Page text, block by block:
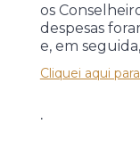
os
despesas
e, em
Cliquei aqui
.